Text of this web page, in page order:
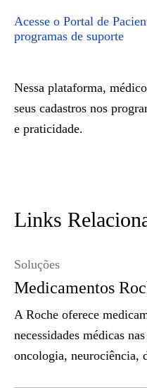
Acesse o Portal de
programas de suporte
Nessa plataforma,
seus cadastros nos
e praticidade.
Links
Medicamentos
Soluções
A Roche oferece
necessidades médicas
oncologia, neurociência,